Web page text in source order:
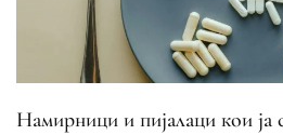
Намирници и пијалаци кои ја